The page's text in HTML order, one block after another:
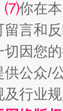
+退费，一次搞定
⑺你在
留言和
切因您
供公众/
及行业